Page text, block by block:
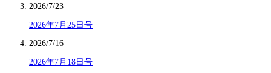
2026/7/23
2026年7月25日号
2026/7/16
2026年7月18日号